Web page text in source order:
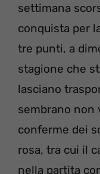
settimana
conquista per
tre punti, a
stagione che
lasciano
sembrano non
conferme dei
rosa, tra cui il
nella partita